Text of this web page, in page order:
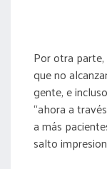
Por otra
que no
gente, e
“ahora a
a más
salto